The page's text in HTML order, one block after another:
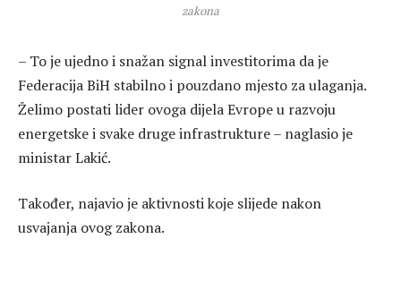
zakona
– To je ujedno i snažan signal investitorima da je
Federacija BiH stabilno i pouzdano mjesto za ulaganja.
Želimo postati lider ovoga dijela Evrope u razvoju
energetske i svake druge infrastrukture – naglasio je
ministar Lakić.
Također, najavio je aktivnosti koje slijede nakon
usvajanja ovog zakona.